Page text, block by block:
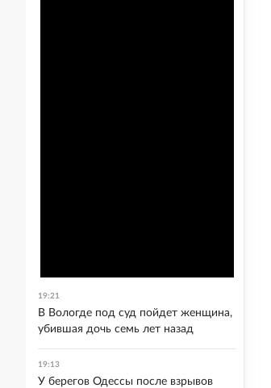
19:21
В Вологде под суд пойдет женщина,
убившая дочь семь лет назад
19:13
У берегов Одессы после взрывов